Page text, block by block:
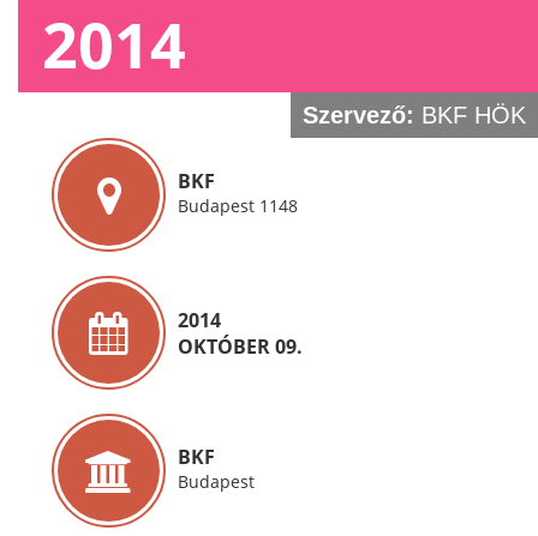
2014
Szervező: BKF HÖK
BKF
Budapest 1148
2014
OKTÓBER 09.
BKF
Budapest